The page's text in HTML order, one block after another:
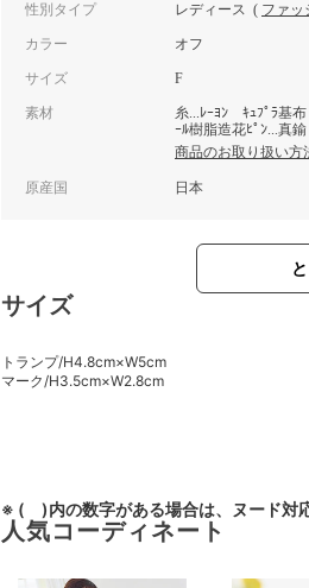
性別タイプ レディース ( ファッ
カラー オフ
サイズ F
素材
糸...ﾚｰﾖﾝ ｷｭﾌﾟﾗ基布
ｰﾙ樹脂造花ﾋﾟﾝ...真
商品のお取り扱い方
原産国 日本
サイズ
トランプ/H4.8cm×W5cm
マーク/H3.5cm×W2.8cm
※ ( )内の数字がある場合は、ヌード対
人気コーディネート